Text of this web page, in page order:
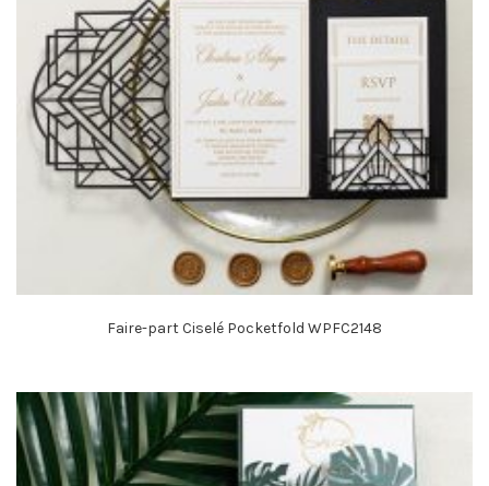
Faire-part Ciselé Pocketfold WPFC2148